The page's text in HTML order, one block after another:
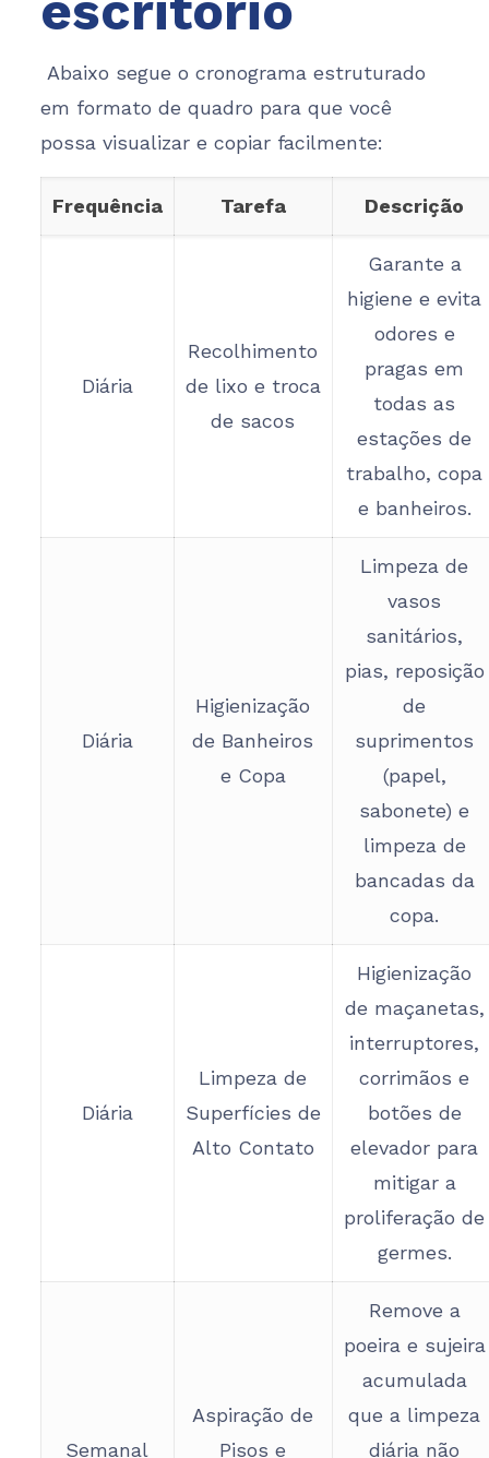
Abaixo segue o cronograma estruturado
em formato de quadro para que você
possa visualizar e copiar facilmente:
Frequência Tarefa Descrição
Diária
Recolhimento
de lixo e troca
de sacos
Garante a
higiene e evita
odores e
pragas em
todas as
estações de
trabalho, copa
e banheiros.
Diária
Higienização
de Banheiros
e Copa
Limpeza de
vasos
sanitários,
pias, reposição
de
suprimentos
(papel,
sabonete) e
limpeza de
bancadas da
copa.
Diária
Limpeza de
Superfícies de
Alto Contato
Higienização
de maçanetas,
interruptores,
corrimãos e
botões de
elevador para
mitigar a
proliferação de
germes.
Semanal
Aspiração de
Pisos e
Remove a
poeira e sujeira
acumulada
que a limpeza
diária não